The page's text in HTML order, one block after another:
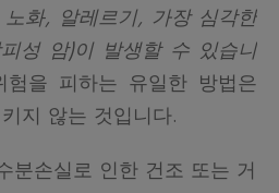
화, 알레르기, 가장 심각한
성 암)이 발생할 수 있습니
험을 피하는 유일한 방법은
지 않는 것입니다.
분손실로 인한 건조 또는 거